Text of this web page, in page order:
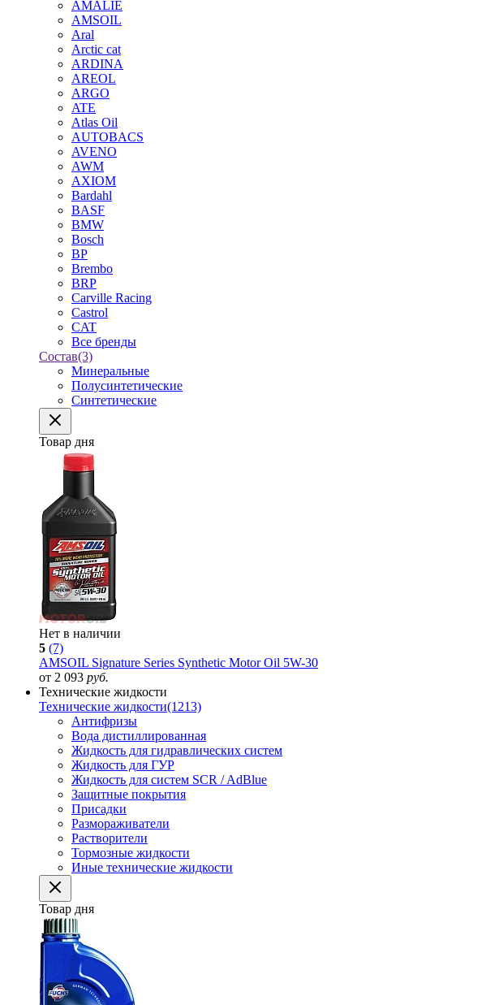
AMALIE
AMSOIL
Aral
Arctic cat
ARDINA
AREOL
ARGO
ATE
Atlas Oil
AUTOBACS
AVENO
AWM
AXIOM
Bardahl
BASF
BMW
Bosch
BP
Brembo
BRP
Carville Racing
Castrol
CAT
Все бренды
Состав(3)
Минеральные
Полусинтетические
Синтетические
Товар дня
Нет в наличии
5 (7)
AMSOIL Signature Series Synthetic Motor Oil 5W-30
от 2 093 руб.
Технические жидкости
Технические жидкости(1213)
Антифризы
Вода дистиллированная
Жидкость для гидравлических систем
Жидкость для ГУР
Жидкость для систем SCR / AdBlue
Защитные покрытия
Присадки
Размораживатели
Растворители
Тормозные жидкости
Иные технические жидкости
Товар дня